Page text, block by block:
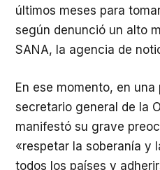
últimos meses para
según denunció un alto
SANA, la agencia de
En ese momento, en
secretario general de la
manifestó su grave
«respetar la soberanía y
todos los países y